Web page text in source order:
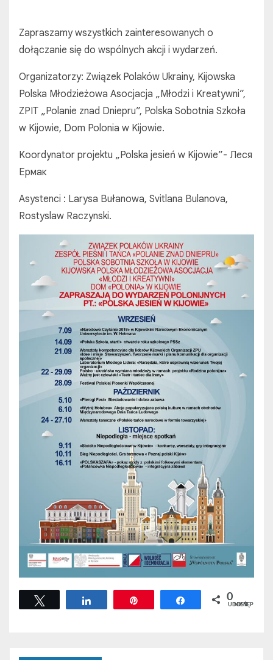
Zapraszamy wszystkich zainteresowanych o
dołączanie się do wspólnych akcji i wydarzeń.
Organizatorzy: Związek Polaków Ukrainy, Kijowska
Polska Młodzieżowa Asocjacja „Młodzi i Kreatywni”,
ZPIT „Polanie znad Dniepru”, Polska Sobotnia Szkoła
w Kijowie, Dom Polonia w Kijowie.
Koordynator projektu „Polska jesień w Kijowie”- Леся
Ермак
Asystenci : Larysa Bułanowa, Svitlana Bulanova,
Rostyslaw Raczynski.
Udostępnij Udostępnij
0
UDOSTĘPNIEŃ